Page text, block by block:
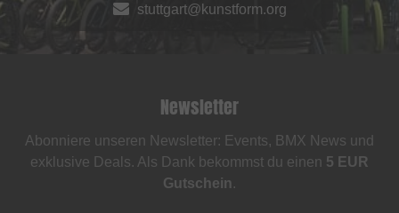
stuttgart@kunstform.org
Newsletter
Abonniere unseren Newsletter: Events, BMX News und
exklusive Deals. Als Dank bekommst du einen 5 EUR
Gutschein.